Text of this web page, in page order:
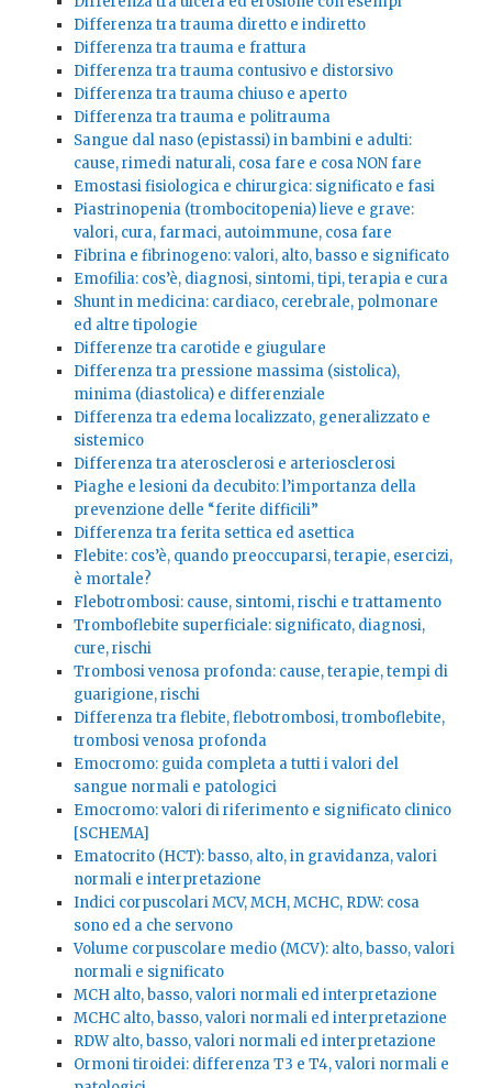
Differenza tra trauma diretto e indiretto
Differenza tra trauma e frattura
Differenza tra trauma contusivo e distorsivo
Differenza tra trauma chiuso e aperto
Differenza tra trauma e politrauma
Sangue dal naso (epistassi) in bambini e adulti:
cause, rimedi naturali, cosa fare e cosa NON fare
Emostasi fisiologica e chirurgica: significato e fasi
Piastrinopenia (trombocitopenia) lieve e grave:
valori, cura, farmaci, autoimmune, cosa fare
Fibrina e fibrinogeno: valori, alto, basso e significato
Emofilia: cos’è, diagnosi, sintomi, tipi, terapia e cura
Shunt in medicina: cardiaco, cerebrale, polmonare
ed altre tipologie
Differenze tra carotide e giugulare
Differenza tra pressione massima (sistolica),
minima (diastolica) e differenziale
Differenza tra edema localizzato, generalizzato e
sistemico
Differenza tra aterosclerosi e arteriosclerosi
Piaghe e lesioni da decubito: l’importanza della
prevenzione delle “ferite difficili”
Differenza tra ferita settica ed asettica
Flebite: cos’è, quando preoccuparsi, terapie, esercizi,
è mortale?
Flebotrombosi: cause, sintomi, rischi e trattamento
Tromboflebite superficiale: significato, diagnosi,
cure, rischi
Trombosi venosa profonda: cause, terapie, tempi di
guarigione, rischi
Differenza tra flebite, flebotrombosi, tromboflebite,
trombosi venosa profonda
Emocromo: guida completa a tutti i valori del
sangue normali e patologici
Emocromo: valori di riferimento e significato clinico
[SCHEMA]
Ematocrito (HCT): basso, alto, in gravidanza, valori
normali e interpretazione
Indici corpuscolari MCV, MCH, MCHC, RDW: cosa
sono ed a che servono
Volume corpuscolare medio (MCV): alto, basso, valori
normali e significato
MCH alto, basso, valori normali ed interpretazione
MCHC alto, basso, valori normali ed interpretazione
RDW alto, basso, valori normali ed interpretazione
Ormoni tiroidei: differenza T3 e T4, valori normali e